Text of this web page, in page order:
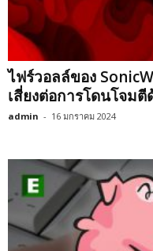
ไฟร์วอลล์ของ
เสี่ยงต่อการโดนโจมตี
admin - 16 มกราคม 2024